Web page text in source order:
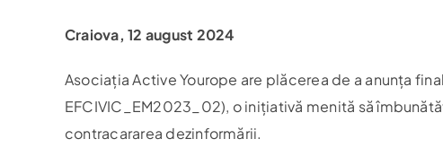
Larger
Craiova, 12 august 2024
Asociația Active Yourope are plăcerea de a anunța
EFCIVIC_EM2023_02), o inițiativă menită să
contracararea dezinformării.